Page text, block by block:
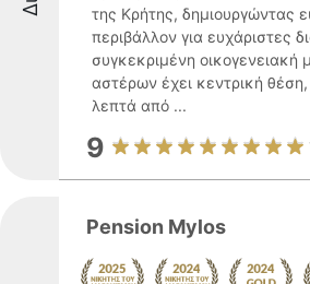
της Κρήτης, δημιουργώντας
περιβάλλον για ευχάριστες
συγκεκριμένη οικογενειακή
αστέρων έχει κεντρική θέση,
λεπτά από ...
9
Pension Mylos